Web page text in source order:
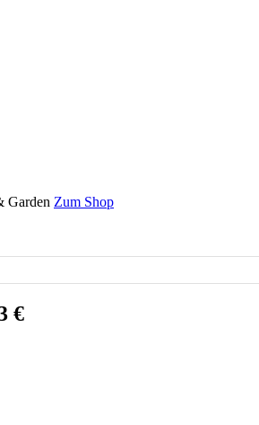
Garden Zum Shop
€